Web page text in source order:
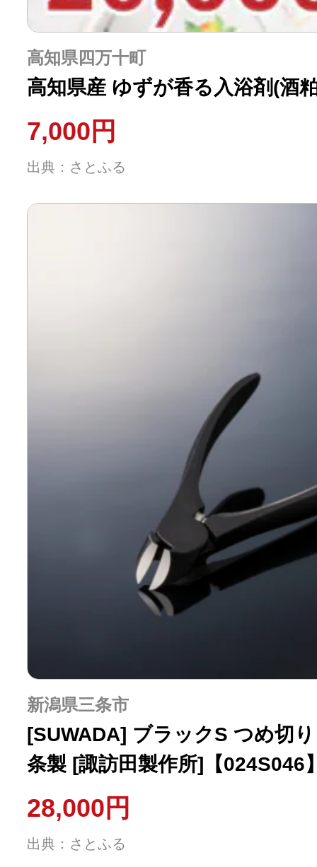
高知県四万十町
高知県産 ゆずが香る入浴剤(酒
7,000円
出典：さとふる
新潟県三条市
[SUWADA] ブラックS つめ切
条製 [諏訪田製作所]【024S046
28,000円
出典：さとふる